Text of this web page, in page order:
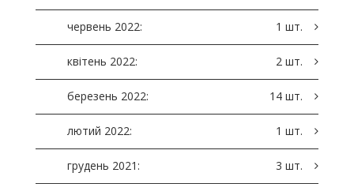
червень 2022: 1 шт.
квітень 2022: 2 шт.
березень 2022: 14 шт.
лютий 2022: 1 шт.
грудень 2021: 3 шт.